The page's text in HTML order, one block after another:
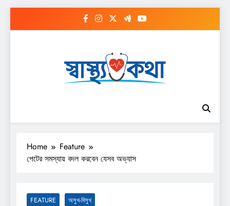
Home
Feature
পেটের সমস্যায় বদল করবেন যেসব অভ্যাস
FEATURE অসুখ-বিসুখ